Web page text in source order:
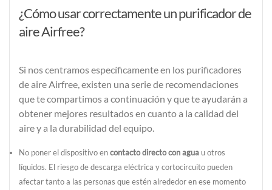
¿Cómo usar correctamente un purificador de
aire Airfree?
Si nos centramos específicamente en los purificadores
de aire Airfree, existen una serie de recomendaciones
que te compartimos a continuación y que te ayudarán a
obtener mejores resultados en cuanto a la calidad del
aire y a la durabilidad del equipo.
No poner el dispositivo encontacto directo con aguau otros
líquidos. El riesgo de descarga eléctrica y cortocircuito pueden
afectar tanto a las personas que estén alrededor en ese momento